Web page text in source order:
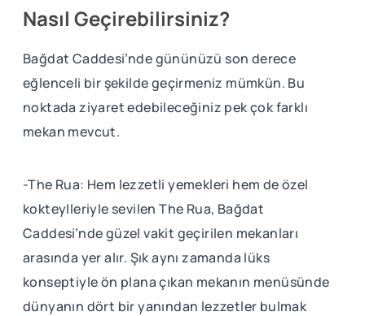
Nasıl Geçirebilirsiniz?
Bağdat Caddesi’nde gününüzü son derece
eğlenceli bir şekilde geçirmeniz mümkün. Bu
noktada ziyaret edebileceğiniz pek çok farklı
mekan mevcut.
-The Rua: Hem lezzetli yemekleri hem de özel
kokteylleriyle sevilen The Rua, Bağdat
Caddesi’nde güzel vakit geçirilen mekanları
arasında yer alır. Şık aynı zamanda lüks
konseptiyle ön plana çıkan mekanın menüsünde
dünyanın dört bir yanından lezzetler bulmak